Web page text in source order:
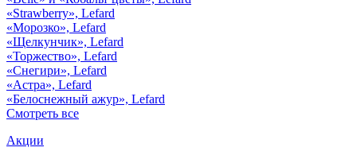
«Strawberry», Lefard
«Морозко», Lefard
«Щелкунчик», Lefard
«Торжество», Lefard
«Снегири», Lefard
«Астра», Lefard
«Белоснежный ажур», Lefard
Смотреть все
Акции